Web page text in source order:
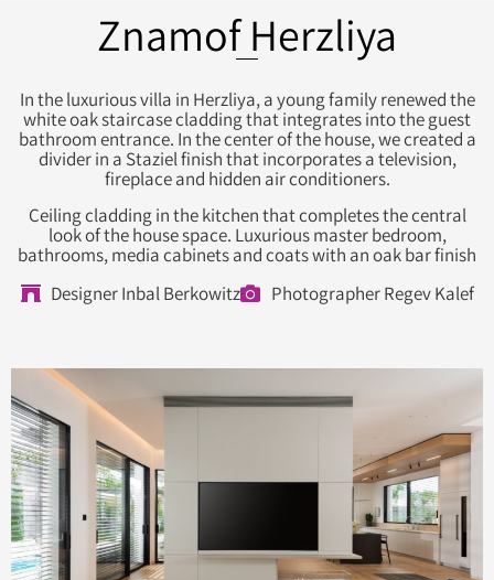
Znamof Herzliya
In the luxurious villa in Herzliya, a young family renewed the
white oak staircase cladding that integrates into the guest
bathroom entrance. In the center of the house, we created a
divider in a Staziel finish that incorporates a television,
fireplace and hidden air conditioners.
Ceiling cladding in the kitchen that completes the central
look of the house space. Luxurious master bedroom,
bathrooms, media cabinets and coats with an oak bar finish
Designer Inbal Berkowitz
Photographer Regev Kalef